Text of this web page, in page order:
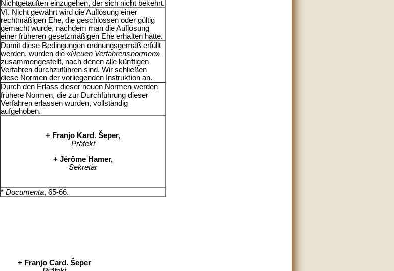
Nichtgetauften einzugehen, der sich nicht bekehrt.
VI. Nicht gewährt wird die Auflösung einer
rechtmäßigen Ehe, die geschlossen oder gültig
gemacht wurde, nachdem man die Auflösung
einer früheren gesetzmäßigen Ehe erhalten hatte.
Damit diese Bedingungen ordnungsgemäß erfüllt
werden, wurden die «Neuen Verfahrensnormen»
zusammengestellt, nach denen alle künftigen
Verfahren durchzuführen sind. Wir schließen
diese Normen der vorliegenden Instruktion an.
Durch den Erlass dieser neuen Normen werden
frühere Normen, die zur Durchführung dieser
Verfahren erlassen wurden, vollständig
aufgehoben.
+ Franjo Kard. Šeper,
Präfekt
+ Jérôme Hamer,
Sekretär
* Documenta, 65-66.
+ Franjo Card. Šeper